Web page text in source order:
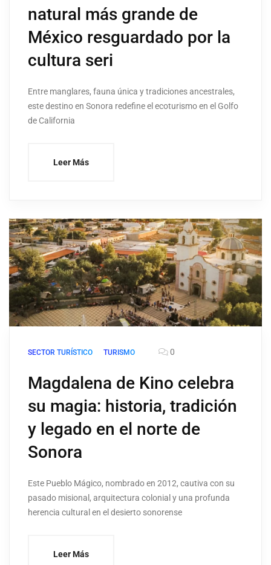
natural más grande de
México resguardado por la
cultura seri
Entre manglares, fauna única y tradiciones ancestrales,
este destino en Sonora redefine el ecoturismo en el Golfo
de California
Leer Más
SECTOR TURÍSTICO TURISMO 0
Magdalena de Kino celebra
su magia: historia, tradición
y legado en el norte de
Sonora
Este Pueblo Mágico, nombrado en 2012, cautiva con su
pasado misional, arquitectura colonial y una profunda
herencia cultural en el desierto sonorense
Leer Más